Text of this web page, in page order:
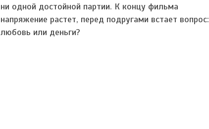
ни одной достойной партии. К концу фильма
напряжение растет, перед подругами встает вопрос:
любовь или деньги?